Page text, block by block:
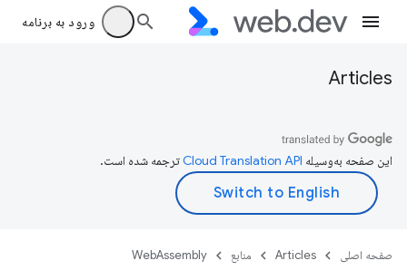
ورود به برنامه
Articles
این صفحه به‌وسیله ترجمه شده است.
صفحه اصلی Articles منابع WebAssembly